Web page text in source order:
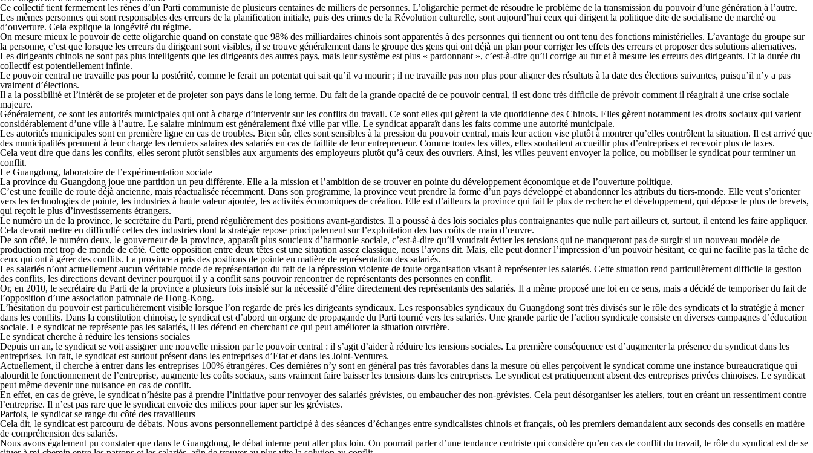
Ce collectif tient fermement les rênes d’un Parti communiste de plusieurs centaines de milliers de personnes. L’oligarchie permet de résoudre le problème de la transmission du pouvoir d’une génération à l’autre.
Les mêmes personnes qui sont responsables des erreurs de la planification initiale, puis des crimes de la Révolution culturelle, sont aujourd’hui ceux qui dirigent la politique dite de socialisme de marché ou
d’ouverture. Cela explique la longévité du régime.
On mesure mieux le pouvoir de cette oligarchie quand on constate que 98% des milliardaires chinois sont apparentés à des personnes qui tiennent ou ont tenu des fonctions ministérielles. L’avantage du groupe sur
la personne, c’est que lorsque les erreurs du dirigeant sont visibles, il se trouve généralement dans le groupe des gens qui ont déjà un plan pour corriger les effets des erreurs et proposer des solutions alternatives.
Les dirigeants chinois ne sont pas plus intelligents que les dirigeants des autres pays, mais leur système est plus « pardonnant », c’est-à-dire qu’il corrige au fur et à mesure les erreurs des dirigeants. Et la durée du
collectif est potentiellement infinie.
Le pouvoir central ne travaille pas pour la postérité, comme le ferait un potentat qui sait qu’il va mourir ; il ne travaille pas non plus pour aligner des résultats à la date des élections suivantes, puisqu’il n’y a pas
vraiment d’élections.
Il a la possibilité et l’intérêt de se projeter et de projeter son pays dans le long terme. Du fait de la grande opacité de ce pouvoir central, il est donc très difficile de prévoir comment il réagirait à une crise sociale
majeure.
Généralement, ce sont les autorités municipales qui ont à charge d’intervenir sur les conflits du travail. Ce sont elles qui gèrent la vie quotidienne des Chinois. Elles gèrent notamment les droits sociaux qui varient
considérablement d’une ville à l’autre. Le salaire minimum est généralement fixé ville par ville. Le syndicat apparaît dans les faits comme une autorité municipale.
Les autorités municipales sont en première ligne en cas de troubles. Bien sûr, elles sont sensibles à la pression du pouvoir central, mais leur action vise plutôt à montrer qu’elles contrôlent la situation. Il est arrivé que
des municipalités prennent à leur charge les derniers salaires des salariés en cas de faillite de leur entrepreneur. Comme toutes les villes, elles souhaitent accueillir plus d’entreprises et recevoir plus de taxes.
Cela veut dire que dans les conflits, elles seront plutôt sensibles aux arguments des employeurs plutôt qu’à ceux des ouvriers. Ainsi, les villes peuvent envoyer la police, ou mobiliser le syndicat pour terminer un
conflit.
Le Guangdong, laboratoire de l’expérimentation sociale
La province du Guangdong joue une partition un peu différente. Elle a la mission et l’ambition de se trouver en pointe du développement économique et de l’ouverture politique.
C’est une feuille de route déjà ancienne, mais réactualisée récemment. Dans son programme, la province veut prendre la forme d’un pays développé et abandonner les attributs du tiers-monde. Elle veut s’orienter
vers les technologies de pointe, les industries à haute valeur ajoutée, les activités économiques de création. Elle est d’ailleurs la province qui fait le plus de recherche et développement, qui dépose le plus de brevets,
qui reçoit le plus d’investissements étrangers.
Le numéro un de la province, le secrétaire du Parti, prend régulièrement des positions avant-gardistes. Il a poussé à des lois sociales plus contraignantes que nulle part ailleurs et, surtout, il entend les faire appliquer.
Cela devrait mettre en difficulté celles des industries dont la stratégie repose principalement sur l’exploitation des bas coûts de main d’œuvre.
De son côté, le numéro deux, le gouverneur de la province, apparaît plus soucieux d’harmonie sociale, c’est-à-dire qu’il voudrait éviter les tensions qui ne manqueront pas de surgir si un nouveau modèle de
production met trop de monde de côté. Cette opposition entre deux têtes est une situation assez classique, nous l’avons dit. Mais, elle peut donner l’impression d’un pouvoir hésitant, ce qui ne facilite pas la tâche de
ceux qui ont à gérer des conflits. La province a pris des positions de pointe en matière de représentation des salariés.
Les salariés n’ont actuellement aucun véritable mode de représentation du fait de la répression violente de toute organisation visant à représenter les salariés. Cette situation rend particulièrement difficile la gestion
des conflits, les directions devant deviner pourquoi il y a conflit sans pouvoir rencontrer de représentants des personnes en conflit.
Or, en 2010, le secrétaire du Parti de la province a plusieurs fois insisté sur la nécessité d’élire directement des représentants des salariés. Il a même proposé une loi en ce sens, mais a décidé de temporiser du fait de
l’opposition d’une association patronale de Hong-Kong.
L’hésitation du pouvoir est particulièrement visible lorsque l’on regarde de près les dirigeants syndicaux. Les responsables syndicaux du Guangdong sont très divisés sur le rôle des syndicats et la stratégie à mener
dans les conflits. Dans la constitution chinoise, le syndicat est d’abord un organe de propagande du Parti tourné vers les salariés. Une grande partie de l’action syndicale consiste en diverses campagnes d’éducation
sociale. Le syndicat ne représente pas les salariés, il les défend en cherchant ce qui peut améliorer la situation ouvrière.
Le syndicat cherche à réduire les tensions sociales
Depuis un an, le syndicat se voit assigner une nouvelle mission par le pouvoir central : il s’agit d’aider à réduire les tensions sociales. La première conséquence est d’augmenter la présence du syndicat dans les
entreprises. En fait, le syndicat est surtout présent dans les entreprises d’Etat et dans les Joint-Ventures.
Actuellement, il cherche à entrer dans les entreprises 100% étrangères. Ces dernières n’y sont en général pas très favorables dans la mesure où elles perçoivent le syndicat comme une instance bureaucratique qui
alourdit le fonctionnement de l’entreprise, augmente les coûts sociaux, sans vraiment faire baisser les tensions dans les entreprises. Le syndicat est pratiquement absent des entreprises privées chinoises. Le syndicat
peut même devenir une nuisance en cas de conflit.
En effet, en cas de grève, le syndicat n’hésite pas à prendre l’initiative pour renvoyer des salariés grévistes, ou embaucher des non-grévistes. Cela peut désorganiser les ateliers, tout en créant un ressentiment contre
l’entreprise. Il n’est pas rare que le syndicat envoie des milices pour taper sur les grévistes.
Parfois, le syndicat se range du côté des travailleurs
Cela dit, le syndicat est parcouru de débats. Nous avons personnellement participé à des séances d’échanges entre syndicalistes chinois et français, où les premiers demandaient aux seconds des conseils en matière
de compréhension des salariés.
Nous avons également pu constater que dans le Guangdong, le débat interne peut aller plus loin. On pourrait parler d’une tendance centriste qui considère qu’en cas de conflit du travail, le rôle du syndicat est de se